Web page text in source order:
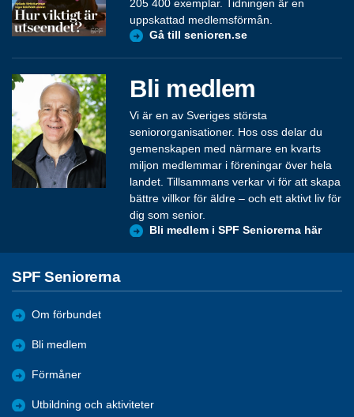
205 400 exemplar. Tidningen är en
uppskattad medlemsförmån.
Gå till senioren.se
Bli medlem
Vi är en av Sveriges största
seniororganisationer. Hos oss delar du
gemenskapen med närmare en kvarts
miljon medlemmar i föreningar över hela
landet. Tillsammans verkar vi för att skapa
bättre villkor för äldre – och ett aktivt liv för
dig som senior.
Bli medlem i SPF Seniorerna här
SPF Seniorerna
Om förbundet
Bli medlem
Förmåner
Utbildning och aktiviteter